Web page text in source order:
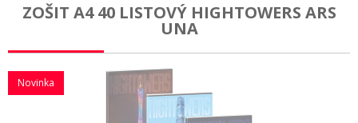
ZOŠIT A4 40 LISTOVÝ HIGHTOWERS ARS
UNA
Novinka